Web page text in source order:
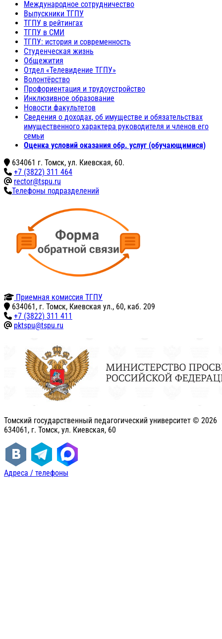
Международное сотрудничество
Выпускники ТГПУ
ТГПУ в рейтингах
ТГПУ в СМИ
ТГПУ: история и современность
Студенческая жизнь
Общежития
Отдел «Телевидение ТГПУ»
Волонтёрство
Профориентация и трудоустройство
Инклюзивное образование
Новости факультетов
Сведения о доходах, об имуществе и обязательствах
имущественного характера руководителя и членов его
семьи
Оценка условий оказания обр. услуг (обучающимися)
634061 г. Томск, ул. Киевская, 60.
+7 (3822) 311 464
rector@tspu.ru
Телефоны подразделений
Приемная комиссия ТГПУ
634061, г. Томск, Киевская ул., 60, каб. 209
+7 (3822) 311 411
pktspu@tspu.ru
Томский государственный педагогический университет © 2026
634061, г. Томск, ул. Киевская, 60
Адреса / телефоны